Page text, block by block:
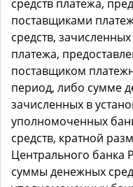
средств платежа,
поставщиками
средств,
платежа,
поставщиком
период, либо сумме
зачисленных в
уполномоченных
средств, кратной
Центрального банка
суммы денежных